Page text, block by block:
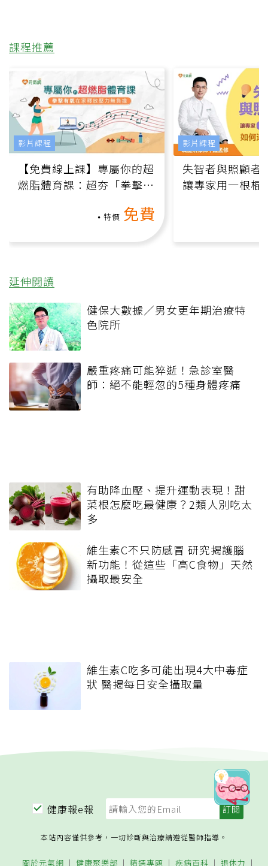
課程推薦
【免費線上課】專屬你的超
燃脂體育課：超夯「拳擊有
特價 免費
影片課程
失智者與照顧者
讓專家用一根棍
影片課程
延伸閱讀
健保大數據／男女更年期治療特
色院所
嚴重疼痛可能猝逝！急診室醫
師：絕不能輕忽的5種身體疼痛
有助降血壓、提升運動表現！甜
菜根怎麼吃最健康？2類人別吃太
多
維生素C不只防感冒 研究揭護腦
新功能！從這些「高C食物」天然
攝取最安全
維生素C吃多可能出現4大中毒症
狀 醫揭每日安全攝取量
健康報e報
本站內容僅供參考，一切診斷與治療請遵從醫師指導。
關於元氣網 健康聚樂部 精選專題 疾病百科 退休力